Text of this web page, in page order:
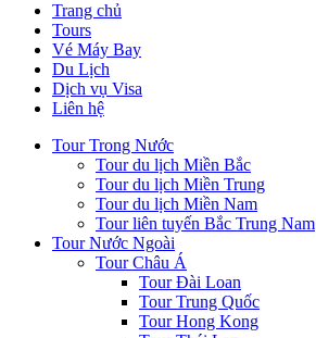
Trang chủ
Tours
Vé Máy Bay
Du Lịch
Dịch vụ Visa
Liên hệ
Tour Trong Nước
Tour du lịch Miền Bắc
Tour du lịch Miền Trung
Tour du lịch Miền Nam
Tour liên tuyến Bắc Trung Nam
Tour Nước Ngoài
Tour Châu Á
Tour Đài Loan
Tour Trung Quốc
Tour Hong Kong